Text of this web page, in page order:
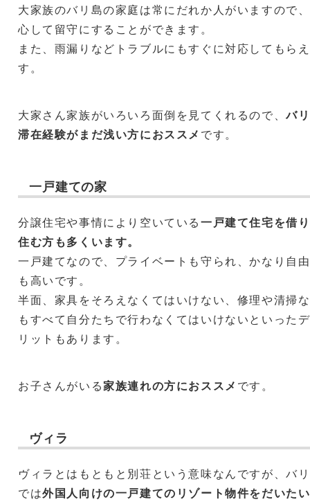
大家族のバリ島の家庭は常にだれか人がいますので
心して留守にすることができます。
また、雨漏りなどトラブルにもすぐに対応してもら
す。
大家さん家族がいろいろ面倒を見てくれるので、バ
滞在経験がまだ浅い方におススメ です。
一戸建ての家
分譲住宅や事情により空いている一戸建て住宅を借
住む方も多くいます。
一戸建てなので、プライベートも守られ、かなり自
も高いです。
半面、家具をそろえなくてはいけない、修理や清掃
もすべて自分たちで行わなくてはいけないといった
リットもあります。
お子さんがいる家族連れの方におススメ です。
ヴィラ
ヴィラとはもともと別荘という意味なんですが、バ
では外国人向けの一戸建てのリゾート物件をだいた